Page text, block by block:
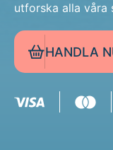
utforska alla våra
HANDLA